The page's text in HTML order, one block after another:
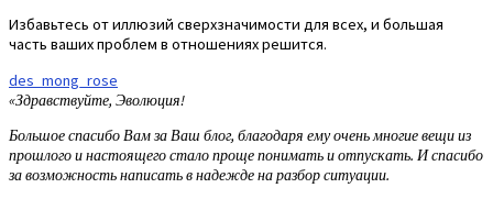
Избавьтесь от иллюзий сверхзначимости для всех, и большая
часть ваших проблем в отношениях решится.
des_mong_rose
«Здравствуйте, Эволюция!
Большое спасибо Вам за Ваш блог, благодаря ему очень многие вещи из
прошлого и настоящего стало проще понимать и отпускать. И спасибо
за возможность написать в надежде на разбор ситуации.